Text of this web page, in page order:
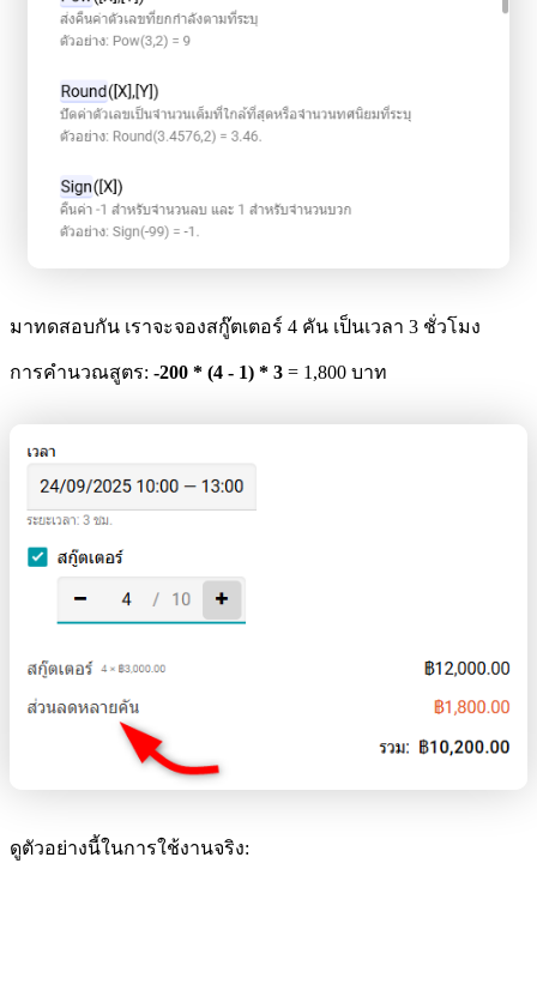
มาทดสอบกัน เราจะจองสกู๊ตเตอร์ 4 คัน เป็นเวลา 3 ชั่วโมง
การคำนวณสูตร: -200 * (4 - 1) * 3 = 1,800 บาท
ดูตัวอย่างนี้ในการใช้งานจริง: